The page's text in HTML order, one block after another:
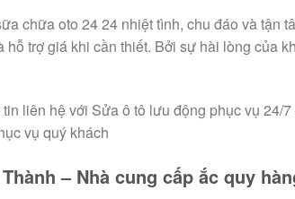
chữa oto 24 24 nhiệt tình, chu đáo và tận
trợ giá khi cần thiết. Bởi sự hài lòng của
liên hệ với Sửa ô tô lưu động phục vụ 24/
vụ quý khách
– Nhà cung cấp ắc quy